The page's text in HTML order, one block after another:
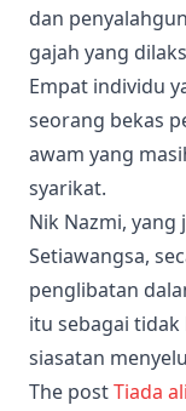
dan
gajah yang
Empat individu
seorang bekas
awam yang
syarikat.
Nik Nazmi, yang
Setiawangsa,
penglibatan
itu sebagai
siasatan
The postTiada